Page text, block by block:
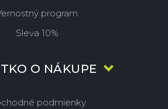
program
Sleva 10%
O NÁKUPE
podmienky